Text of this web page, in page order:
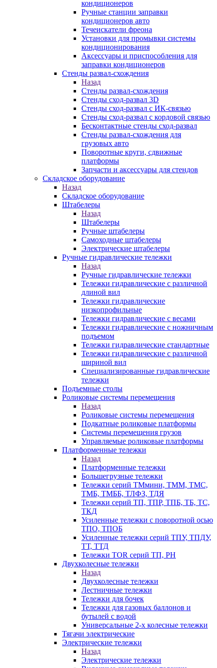
кондиционеров
Ручные станции заправки
кондиционеров авто
Течеискатели фреона
Установки для промывки системы
кондиционирования
Аксессуары и приспособления для
заправки кондиционеров
Стенды развал-схождения
Назад
Стенды развал-схождения
Стенды сход-развал 3D
Стенды сход-развал с ИК-связью
Стенды сход-развал с кордовой связью
Бесконтактные стенды сход-развал
Стенды развал-схождения для
грузовых авто
Поворотные круги, сдвижные
платформы
Запчасти и аксессуары для стендов
Складское оборудование
Назад
Складское оборудование
Штабелеры
Назад
Штабелеры
Ручные штабелеры
Самоходные штабелеры
Электрические штабелеры
Ручные гидравлические тележки
Назад
Ручные гидравлические тележки
Тележки гидравлические с различной
длиной вил
Тележки гидравлические
низкопрофильные
Тележки гидравлические с весами
Тележки гидравлические с ножничным
подъемом
Тележки гидравлические стандартные
Тележки гидравлические с различной
шириной вил
Специализированные гидравлические
тележки
Подъемные столы
Роликовые системы перемещения
Назад
Роликовые системы перемещения
Подкатные роликовые платформы
Системы перемещения грузов
Управляемые роликовые платформы
Платформенные тележки
Назад
Платформенные тележки
Большегрузные тележки
Тележки серий ТМмини, ТММ, ТМС,
ТМБ, ТМББ, ТЛФЗ, ТДЯ
Тележки серий ТП, ТПР, ТПБ, ТБ, ТС,
ТКД
Усиленные тележки с поворотной осью
ТПО, ТПОБ
Усиленные тележки серий ТПУ, ТПДУ,
ТТ, ТТД
Тележки TOR серий ТП, PH
Двухколесные тележки
Назад
Двухколесные тележки
Лестничные тележки
Тележки для бочек
Тележки для газовых баллонов и
бутылей с водой
Универсальные 2-х колесные тележки
Тягачи электрические
Электрические тележки
Назад
Электрические тележки